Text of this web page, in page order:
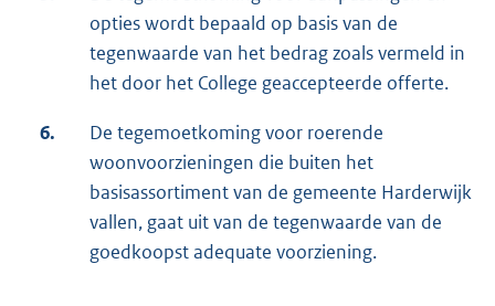
opties wordt bepaald op basis van de
tegenwaarde van het bedrag zoals vermeld in
het door het College geaccepteerde offerte.
6.
De tegemoetkoming voor roerende
woonvoorzieningen die buiten het
basisassortiment van de gemeente Harderwijk
vallen, gaat uit van de tegenwaarde van de
goedkoopst adequate voorziening.